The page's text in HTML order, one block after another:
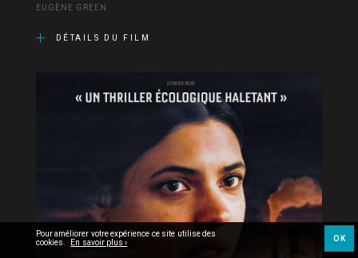
EUGÈNE GREEN
DÉTAILS DU FILM
Pour améliorer votre expérience ce site utilise des
cookies. En savoir plus › OK